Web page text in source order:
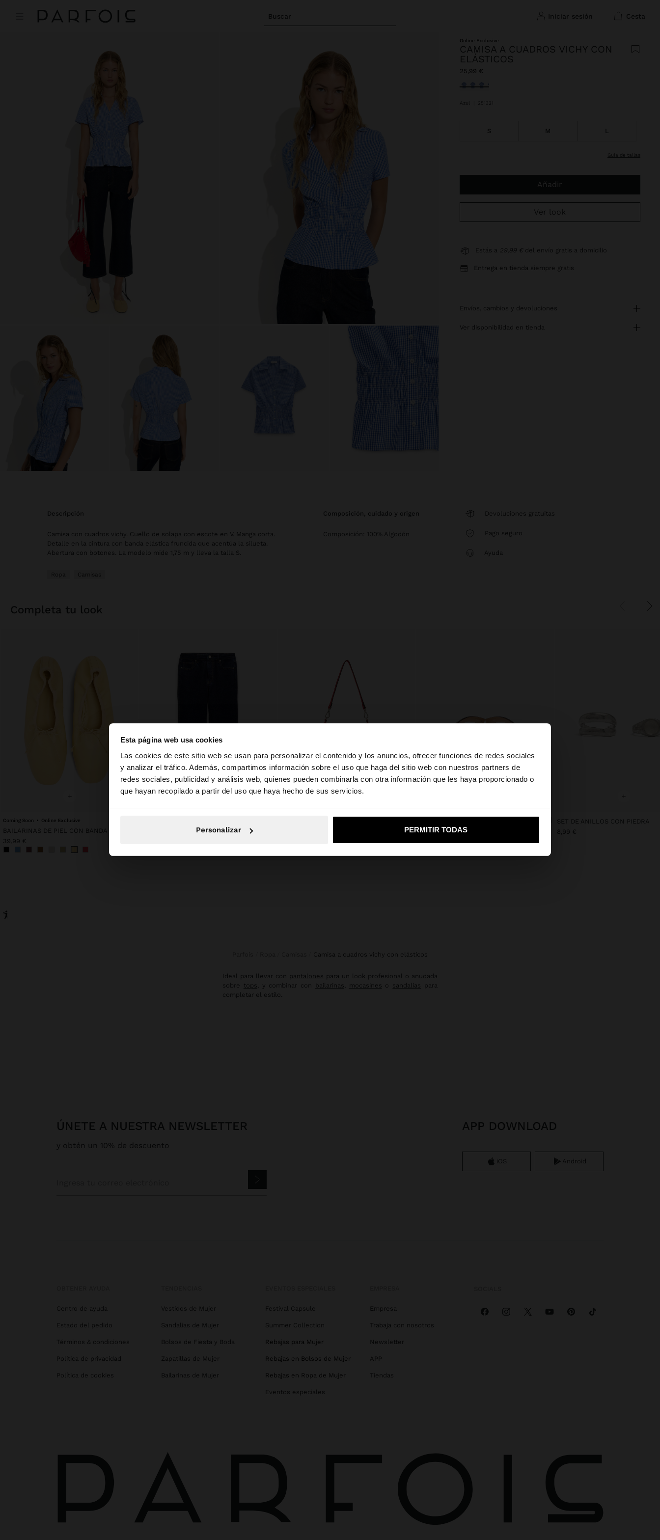
Esta página web usa cookies
Las cookies de este sitio web se usan para personalizar el contenido y los anuncios, ofrecer funciones de redes sociales
y analizar el tráfico. Además, compartimos información sobre el uso que haga del sitio web con nuestros partners de
redes sociales, publicidad y análisis web, quienes pueden combinarla con otra información que les haya proporcionado o
que hayan recopilado a partir del uso que haya hecho de sus servicios.
Personalizar PERMITIR TODAS
Buscar iniciar sesión cesta
hola ×
Estás accediendo a la web de España. ¿Quieres ir a la web de United States?
No, continuar en la web de España Sí, llévame a United States
Online Exclusive
CAMISA A CUADROS VICHY CON
ELÁSTICOS
25,99 €
Seleccionado
251321
S M L
guía de tallas
Añadir
Ver look
Estás a 29,99 € del envío gratis a domicilio
Entrega en tienda siempre gratis
envíos, cambios y devoluciones
ver disponibilidad en tienda
descripción
Camisa con cuadros vichy. Cuello de solapa con escote en V. Manga corta.
Detalle en la cintura con banda elástica fruncida que acentúa la silueta.
Abertura con botones. La modelo mide 1,75 m y lleva la talla S.
Ropa
composición, cuidado y origen
Composición: 100% Algodón
Devoluciones gratuitas
Pago seguro
Ayuda
completa tu look
+
Coming Soon Online Exclusive
39,99 €
+ +
17,99 €
+
SET DE ANILLOS CON PIEDRA
8,99 €
camisa a cuadros vichy con elásticos
Ideal para llevar con pantalones para un look profesional o anudada
sobre
tops , y combinar con bailarinas mocasines o sandalias para
completar el estilo.
ÚNETE A NUESTRA NEWSLETTER
y obtén un 10% de descuento
APP DOWNLOAD
iOS Android
Centro de ayuda
Estado del pedido
Términos & condiciones
Política de privacidad
Política de cookies
Vestidos de Mujer
Sandalias de Mujer
Bolsos de Fiesta y Boda
Zapatillas de Mujer
Bailarinas de Mujer
Festival Capsule
Summer Collection
Rebajas para Mujer
Rebajas en Bolsos de Mujer
Rebajas en Ropa de Mujer
Eventos especiales
Empresa
Trabaja con nosotros
Newsletter
APP
Tiendas